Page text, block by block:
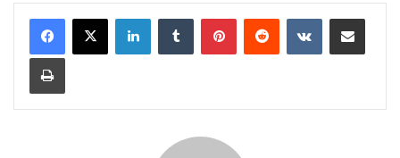
LinkedInTumblr PinterestReddit VKontakteShare via Email
Print